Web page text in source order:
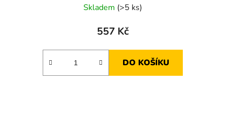
Skladem (>5 ks)
557 Kč
DO KOŠÍKU